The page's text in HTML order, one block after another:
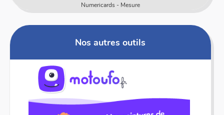
Numericards - Mesure
Nos autres outils